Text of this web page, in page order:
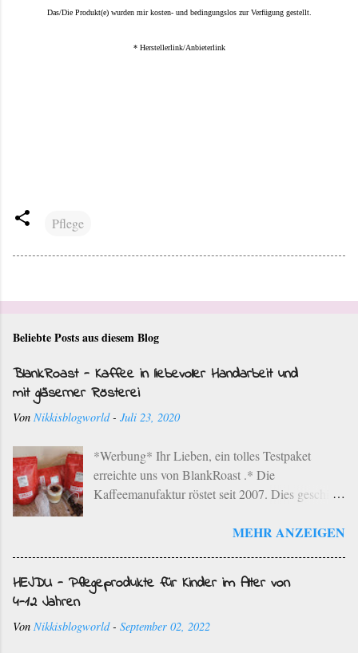
Das/Die Produkt(e) wurden mir kosten- und bedingungslos zur Verfügung gestellt.
* Herstellerlink/Anbieterlink
Pflege
Beliebte Posts aus diesem Blog
BlankRoast - Kaffee in liebevoller Handarbeit und
mit gläserner Rösterei
Von Nikkisblogworld - Juli 23, 2020
*Werbung* Ihr Lieben, ein tolles Testpaket
erreichte uns von BlankRoast .* Die
Kaffeemanufaktur röstet seit 2007. Dies geschieht
Provenienzen der besten Anbaugebiete der Erde
einem schonenden Langzeit-Röstverfahren unter
geröstet werden. Die Kaffeemanufaktur hat ihren
MEHR ANZEIGEN
HEJDU - Pflegeprodukte für Kinder im Alter von
4-12 Jahren
Von Nikkisblogworld - September 02, 2022